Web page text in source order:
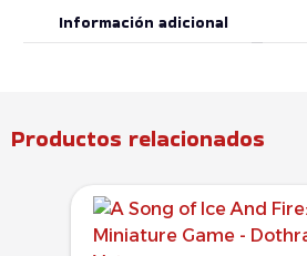
Información adicional
Productos relacionados